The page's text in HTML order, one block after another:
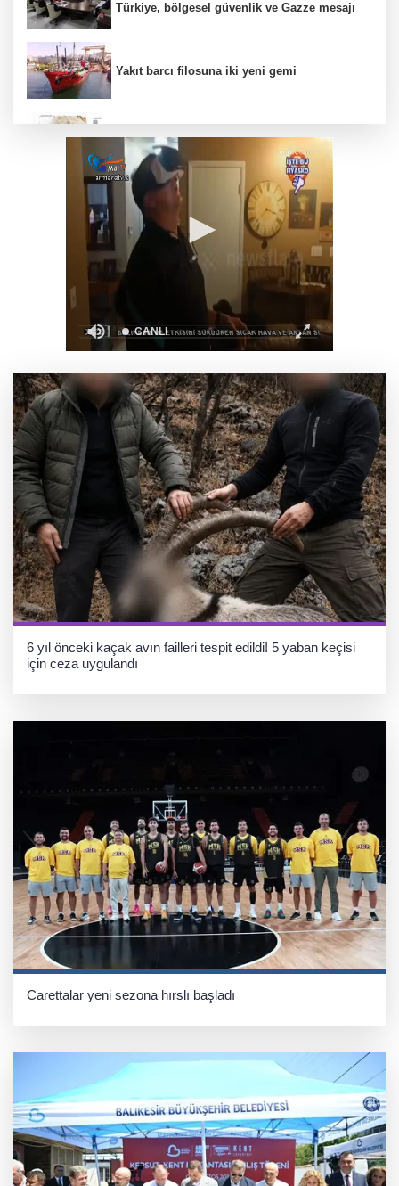
Türkiye, bölgesel güvenlik ve Gazze mesajı
Yakıt barcı filosuna iki yeni gemi
platformda
Türkiye ile Vietnam arasında 'hava'da yeni
dönem... Sefer kapasitesi artırıldı
Görevden uzaklaştırılan Utku Caner Çaykara
hakkında tahliye kararı
Fındık alım fiyatları açıklandı... Alımlar 24
6 yıl önceki kaçak avın failleri tespit edildi! 5 yaban keçisi
için ceza uygulandı
Carettalar yeni sezona hırslı başladı